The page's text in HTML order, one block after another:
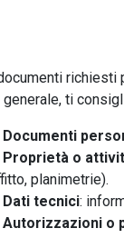
richiesti
generale, ti
Documenti
Proprietà o
planimetrie).
Dati tecnici:
Autorizzazioni o